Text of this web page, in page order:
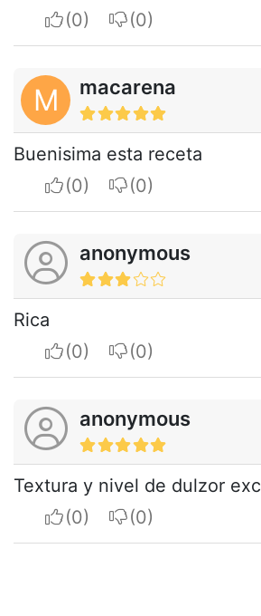
I apreciateI do not
M macarena
Buenisima esta receta
I apreciateI do not
anonymous
Rica
I apreciateI do not
anonymous
Textura y nivel de dulzor
I apreciateI do not